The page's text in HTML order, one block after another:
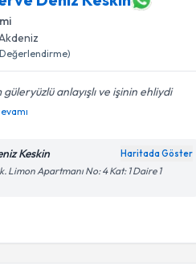
Akdeniz
Değerlendirme)
anlayışlı ve işinin ehliydi
Keskin Haritada Göster
Limon Apartmanı No: 4 Kat: 1 Daire 1